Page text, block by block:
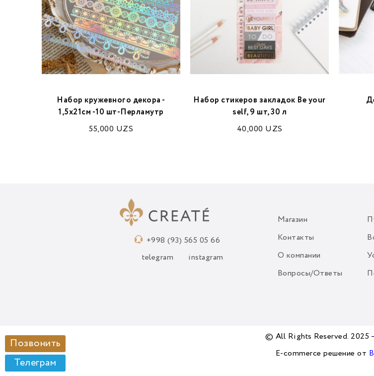
Набор кружевного декора -
1,5х21см -10 шт-Перламутр
55,000 UZS
Набор стикеров закладок Be your
self, 9 шт, 30 л
40,000 UZS
+998 (93) 565 05 66
telegram instagram
Магазин
Контакты
О компании
Вопросы/Ответы
© All Rights Reserved. 2025 –
E-commerce решение от
Позвонить
Телеграм